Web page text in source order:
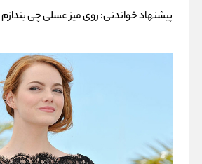
پیشنهاد خواندنی:روی میز عسلی چی بندازم